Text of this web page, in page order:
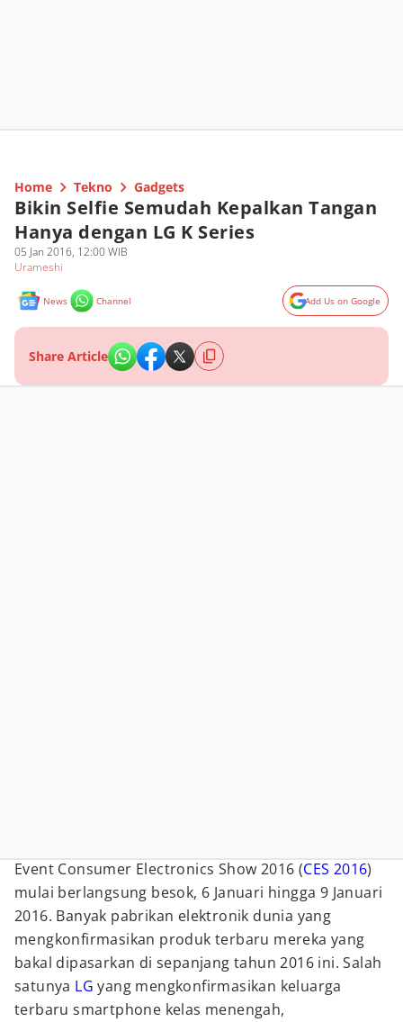
Home Tekno Gadgets
Bikin Selfie Semudah Kepalkan Tangan
Hanya dengan LG K Series
05 Jan 2016, 12:00 WIB
Urameshi
News Channel Add Us on Google
Share Article
Event Consumer Electronics Show 2016 (CES 2016)
mulai berlangsung besok, 6 Januari hingga 9 Januari
2016. Banyak pabrikan elektronik dunia yang
mengkonfirmasikan produk terbaru mereka yang
bakal dipasarkan di sepanjang tahun 2016 ini. Salah
satunya LG yang mengkonfirmasikan keluarga
terbaru smartphone kelas menengah,